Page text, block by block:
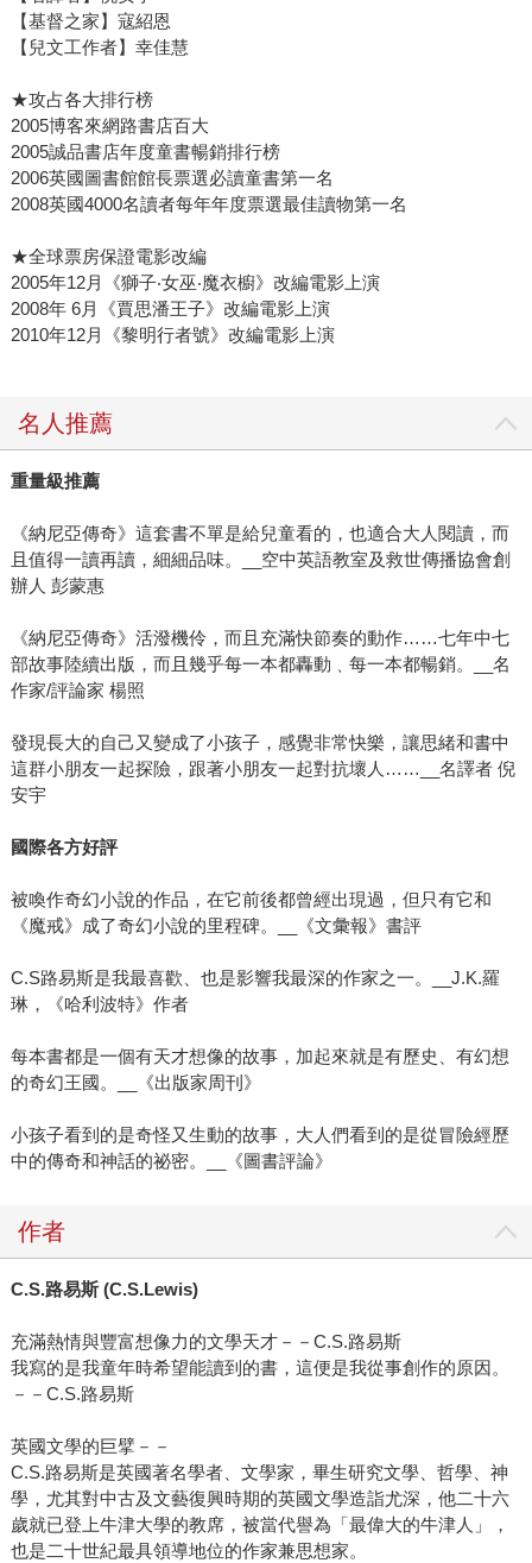
【基督之家】寇紹恩
【兒文工作者】幸佳慧
★攻占各大排行榜
2005博客來網路書店百大
2005誠品書店年度童書暢銷排行榜
2006英國圖書館館長票選必讀童書第一名
2008英國4000名讀者每年年度票選最佳讀物第一名
★全球票房保證電影改編
2005年12月《獅子‧女巫‧魔衣櫥》改編電影上演
2008年 6月《賈思潘王子》改編電影上演
2010年12月《黎明行者號》改編電影上演
名人推薦
重量級推薦
《納尼亞傳奇》這套書不單是給兒童看的，也適合大人閱讀，而
且值得一讀再讀，細細品味。__空中英語教室及救世傳播協會創
辦人 彭蒙惠
《納尼亞傳奇》活潑機伶，而且充滿快節奏的動作……七年中七
部故事陸續出版，而且幾乎每一本都轟動﹑每一本都暢銷。__名
作家/評論家 楊照
發現長大的自己又變成了小孩子，感覺非常快樂，讓思緒和書中
這群小朋友一起探險，跟著小朋友一起對抗壞人……__名譯者 倪
安宇
國際各方好評
被喚作奇幻小說的作品，在它前後都曾經出現過，但只有它和
《魔戒》成了奇幻小說的里程碑。__《文彙報》書評
C.S路易斯是我最喜歡、也是影響我最深的作家之一。__J.K.羅
琳，《哈利波特》作者
每本書都是一個有天才想像的故事，加起來就是有歷史、有幻想
的奇幻王國。__《出版家周刊》
小孩子看到的是奇怪又生動的故事，大人們看到的是從冒險經歷
中的傳奇和神話的祕密。__《圖書評論》
作者
C.S.路易斯 (C.S.Lewis)
充滿熱情與豐富想像力的文學天才－－C.S.路易斯
我寫的是我童年時希望能讀到的書，這便是我從事創作的原因。
－－C.S.路易斯
英國文學的巨擘－－
C.S.路易斯是英國著名學者、文學家，畢生研究文學、哲學、神
學，尤其對中古及文藝復興時期的英國文學造詣尤深，他二十六
歲就已登上牛津大學的教席，被當代譽為「最偉大的牛津人」，
也是二十世紀最具領導地位的作家兼思想家。